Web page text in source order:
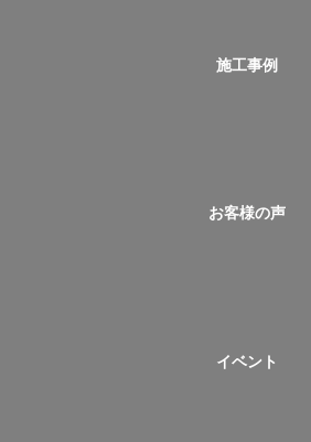
施工事例
お客様の声
イベント